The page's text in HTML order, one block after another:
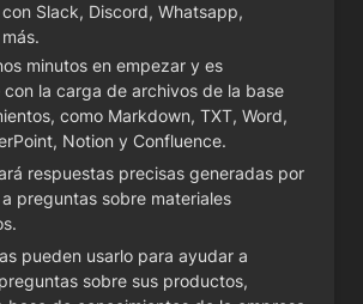
Slack, Discord, Whatsapp,
minutos en empezar y es
la carga de archivos de la base
como Markdown, TXT, Word,
Notion y Confluence.
respuestas precisas generadas por
preguntas sobre materiales
pueden usarlo para ayudar a
sobre sus productos,